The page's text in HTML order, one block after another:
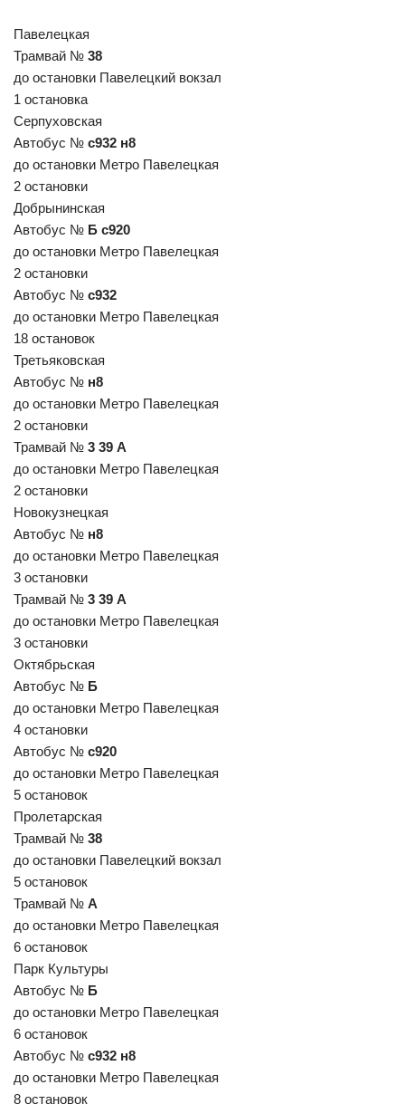
Павелецкая
Трамвай № 38
до остановки Павелецкий вокзал
1 остановка
Серпуховская
Автобус № с932 н8
до остановки Метро Павелецкая
2 остановки
Добрынинская
Автобус № Б с920
до остановки Метро Павелецкая
2 остановки
Автобус № с932
до остановки Метро Павелецкая
18 остановок
Третьяковская
Автобус № н8
до остановки Метро Павелецкая
2 остановки
Трамвай № 3 39 А
до остановки Метро Павелецкая
2 остановки
Новокузнецкая
Автобус № н8
до остановки Метро Павелецкая
3 остановки
Трамвай № 3 39 А
до остановки Метро Павелецкая
3 остановки
Октябрьская
Автобус № Б
до остановки Метро Павелецкая
4 остановки
Автобус № с920
до остановки Метро Павелецкая
5 остановок
Пролетарская
Трамвай № 38
до остановки Павелецкий вокзал
5 остановок
Трамвай № А
до остановки Метро Павелецкая
6 остановок
Парк Культуры
Автобус № Б
до остановки Метро Павелецкая
6 остановок
Автобус № с932 н8
до остановки Метро Павелецкая
8 остановок